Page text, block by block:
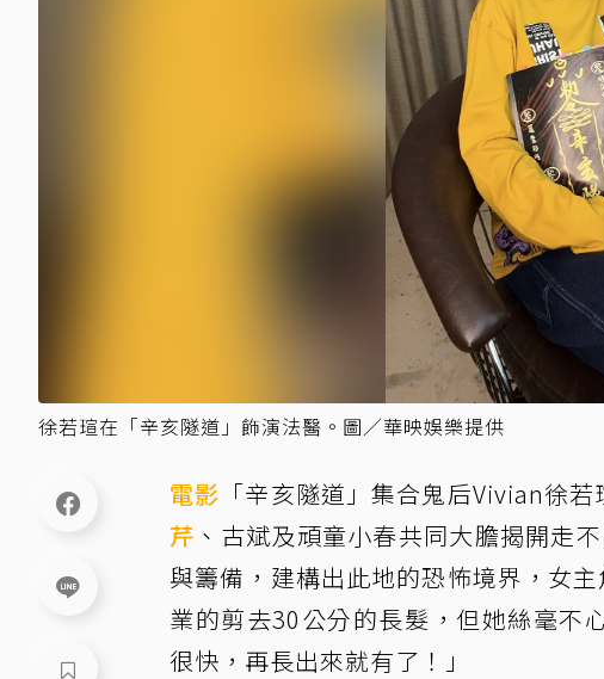
徐若瑄在「辛亥隧道」飾演法醫。圖／華映娛樂提供
電影 「辛亥隧道」集合鬼后Vivian徐
芹 、古斌及頑童小春共同大膽揭開走
與籌備，建構出此地的恐怖境界，女
業的剪去30公分的長髮，但她絲毫不
很快，再長出來就有了！」